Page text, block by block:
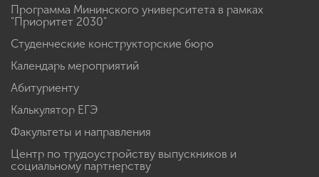
Программа Мининского университета в рамках
"Приоритет 2030"
Студенческие конструкторские бюро
Календарь мероприятий
Абитуриенту
Калькулятор ЕГЭ
Факультеты и направления
Центр по трудоустройству выпускников и
социальному партнерству